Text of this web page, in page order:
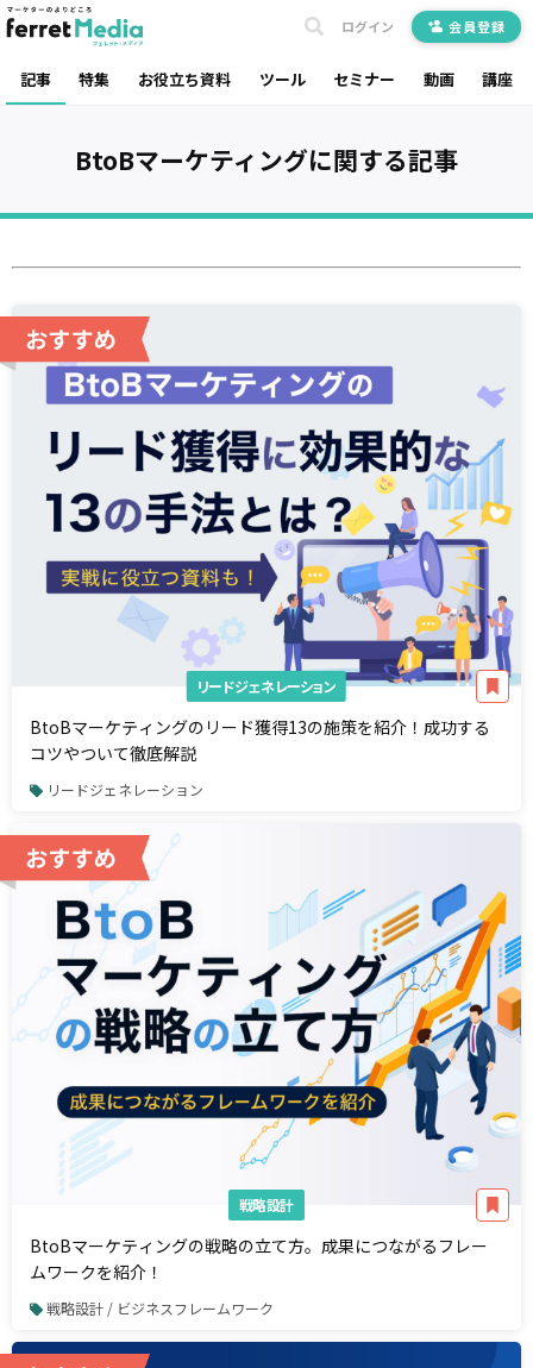
記事 特集 お役立ち資料 ツール セミナー 動画 講座
ログイン 会員登録
BtoBマーケティングに関する記事
リードジェネレーション
BtoBマーケティングのリード獲得13の施策を紹介！成功する
コツやついて徹底解説
リードジェネレーション
戦略設計
BtoBマーケティングの戦略の立て方。成果につながるフレー
ムワークを紹介！
戦略設計 / ビジネスフレームワーク